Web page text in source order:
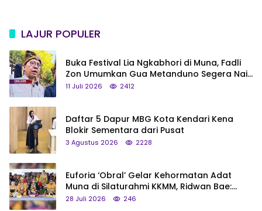
LAJUR POPULER
Buka Festival Lia Ngkabhori di Muna, Fadli
Zon Umumkan Gua Metanduno Segera Naik
Status Jadi Cagar Budaya Nasional
11 Juli 2026 2412
Daftar 5 Dapur MBG Kota Kendari Kena
Blokir Sementara dari Pusat
3 Agustus 2026 2228
Euforia ‘Obral’ Gelar Kehormatan Adat
Muna di Silaturahmi KKMM, Ridwan Bae:
Saya Bukan Tipe Begitu, Belum Pantas!
28 Juli 2026 246